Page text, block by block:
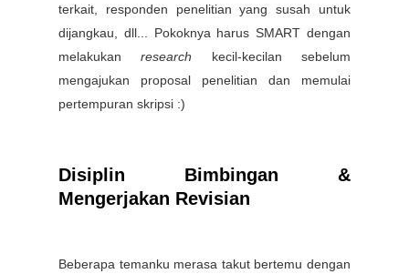
terkait, responden penelitian yang susah untuk
dijangkau, dll... Pokoknya harus SMART dengan
melakukanresearch kecil-kecilan sebelum
mengajukan proposal penelitian dan memulai
pertempuran skripsi :)
Disiplin Bimbingan &
Mengerjakan Revisian
Beberapa temanku merasa takut bertemu dengan